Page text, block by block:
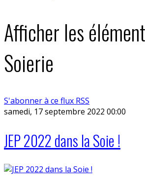
Afficher les
Soierie
S'abonner à ce flux RSS
samedi, 17 septembre 2022 00:00
JEP 2022 dans la Soie !